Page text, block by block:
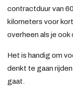
contractduur van
kilometers voor
overheen als je ook
Het is handig om
denkt te gaan
gaat.